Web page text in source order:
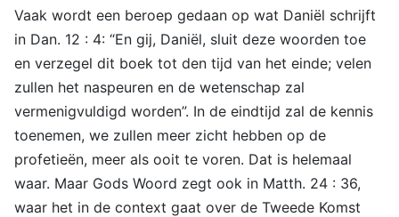
Vaak wordt een beroep gedaan op wat Daniël schrijft
in Dan. 12 : 4: “En gij, Daniël, sluit deze woorden toe
en verzegel dit boek tot den tijd van het einde; velen
zullen het naspeuren en de wetenschap zal
vermenigvuldigd worden”. In de eindtijd zal de kennis
toenemen, we zullen meer zicht hebben op de
profetieën, meer als ooit te voren. Dat is helemaal
waar. Maar Gods Woord zegt ook in Matth. 24 : 36,
waar het in de context gaat over de Tweede Komst